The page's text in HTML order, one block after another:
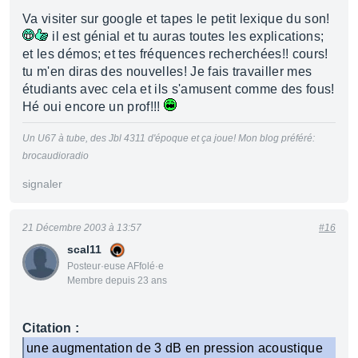
Va visiter sur google et tapes le petit lexique du son!
il est génial et tu auras toutes les explications;
et les démos; et tes fréquences recherchées!! cours!
tu m'en diras des nouvelles! Je fais travailler mes
étudiants avec cela et ils s'amusent comme des fous!
Hé oui encore un prof!!!
Un U67 à tube, des Jbl 4311 d'époque et ça joue! Mon blog préféré:
brocaudioradio
signaler
scal11
Posteur·euse AFfolé·e
Membre depuis 23 ans
21 Décembre 2003 à 13:57 #16
Citation :
une augmentation de 3 dB en pression acoustique